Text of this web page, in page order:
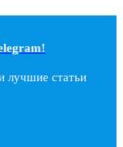
лучшие статьи